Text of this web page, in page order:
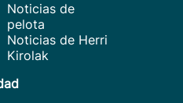
Noticias de
pelota
Noticias de Herri
Kirolak